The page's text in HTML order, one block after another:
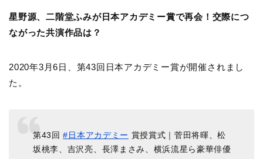
星野源、二階堂ふみが日本アカデミー賞で再会！交際につ
ながった共演作品は？
2020年3月6日、第43回日本アカデミー賞が開催されまし
た。
第43回#日本アカデミー 賞授賞式｜菅田将暉、松
坂桃李、吉沢亮、長澤まさみ、横浜流星ら豪華俳優